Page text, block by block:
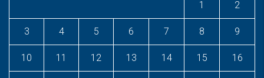
1 2
3 4 5 6 7 8 9
10 11 12 13 14 15 16